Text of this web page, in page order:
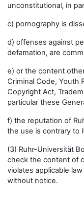
unconstitutional, in
c) pornography is
d) offenses against
defamation, are
e) or the content
Criminal Code, Youth
Copyright Act,
particular these
f) the reputation of
the use is contrary to
(3) Ruhr-Universität
check the content of
violates applicable
without notice.